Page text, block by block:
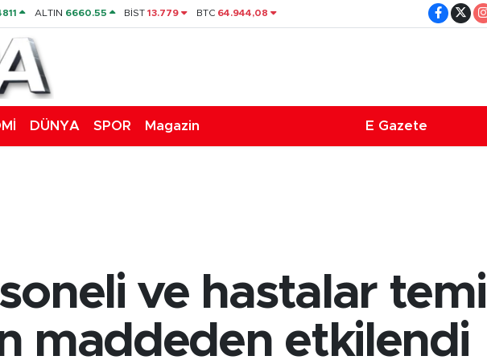
ALTIN 6660.55 BİST13.779 BTC 64.944,08
DÜNYA SPOR Magazin E Gazete
ve hastalar
maddeden etkilendi